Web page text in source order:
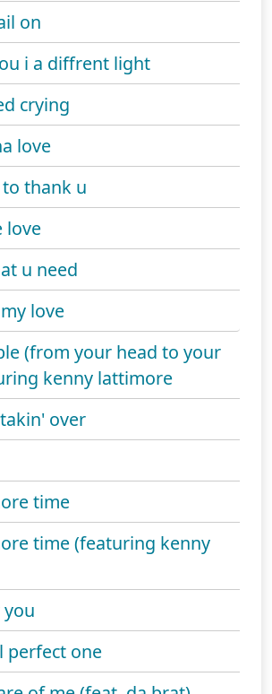
on
i a diffrent light
crying
love
thank u
love
u need
love
(from your head to your
kenny lattimore
over
time
time (featuring kenny
you
perfect one